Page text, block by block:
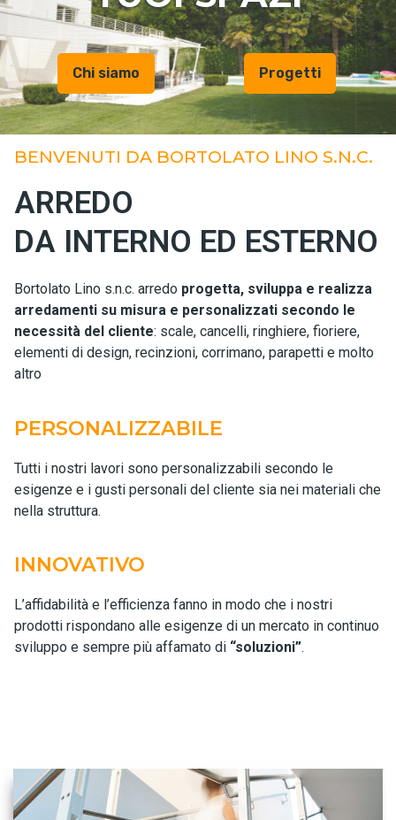
Chi siamo Progetti
BENVENUTI DA BORTOLATO LINO S.N.C.
ARREDO
DA INTERNO ED ESTERNO
Bortolato Lino s.n.c. arredo progetta, sviluppa e realizza
arredamenti su misura e personalizzati secondo le
necessità del cliente: scale, cancelli, ringhiere, fioriere,
elementi di design, recinzioni, corrimano, parapetti e molto
altro
PERSONALIZZABILE
Tutti i nostri lavori sono personalizzabili secondo le
esigenze e i gusti personali del cliente sia nei materiali che
nella struttura.
INNOVATIVO
L’affidabilità e l’efficienza fanno in modo che i nostri
prodotti rispondano alle esigenze di un mercato in continuo
sviluppo e sempre più affamato di “soluzioni”.